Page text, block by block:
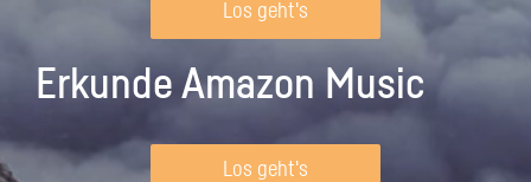
Los geht's
Erkunde Amazon Music
Los geht's